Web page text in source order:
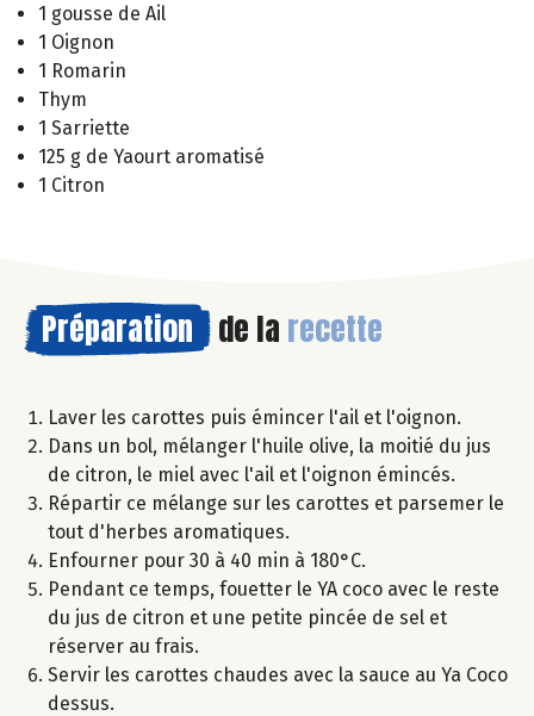
1 gousse de Ail
1 Oignon
1 Romarin
Thym
1 Sarriette
125 g de Yaourt aromatisé
1 Citron
Préparation de la recette
Laver les carottes puis émincer l'ail et l'oignon.
Dans un bol, mélanger l'huile olive, la moitié du jus
de citron, le miel avec l'ail et l'oignon émincés.
Répartir ce mélange sur les carottes et parsemer le
tout d'herbes aromatiques.
Enfourner pour 30 à 40 min à 180°C.
Pendant ce temps, fouetter le YA coco avec le reste
du jus de citron et une petite pincée de sel et
réserver au frais.
Servir les carottes chaudes avec la sauce au Ya Coco
dessus.